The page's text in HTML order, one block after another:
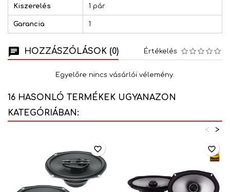
Kiszerelés 1 pár
Garancia 1
HOZZÁSZÓLÁSOK (0) Értékelés
Egyelőre nincs vásárlói vélemény.
16 HASONLÓ TERMÉKEK UGYANAZON
KATEGÓRIÁBAN:
>
<
favorite_border favorite_border